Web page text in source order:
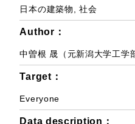
日本の建築物,社会
Author：
中曽根 晟（元新潟大学工学
Target：
Everyone
Data description：